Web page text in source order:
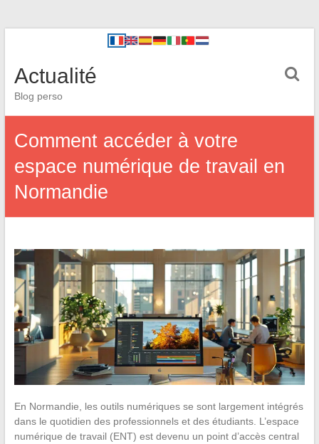
Actualité
Blog perso
Comment accéder à votre
espace numérique de travail en
Normandie
En Normandie, les outils numériques se sont largement intégrés
dans le quotidien des professionnels et des étudiants. L’espace
numérique de travail (ENT) est devenu un point d’accès central